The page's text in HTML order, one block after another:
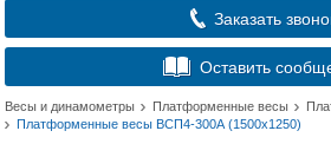
Заказать
Оставить
Весы и динамометры Платформенные весы
Платформенные весы ВСП4-300А (1500x1250)